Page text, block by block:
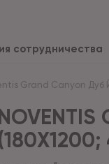
сотрудничества
Grand Сanyon Дуб